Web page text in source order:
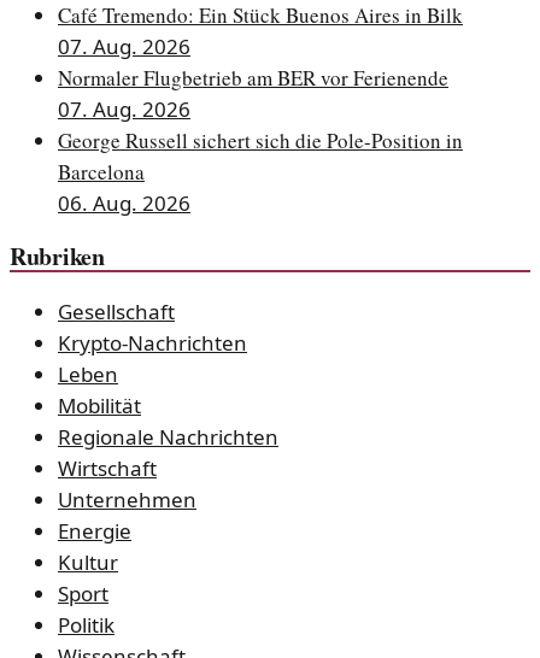
Café Tremendo: Ein Stück Buenos Aires in Bilk
07. Aug. 2026
Normaler Flugbetrieb am BER vor Ferienende
07. Aug. 2026
George Russell sichert sich die Pole-Position in
Barcelona
06. Aug. 2026
Rubriken
Gesellschaft
Krypto-Nachrichten
Leben
Mobilität
Regionale Nachrichten
Wirtschaft
Unternehmen
Energie
Kultur
Sport
Politik